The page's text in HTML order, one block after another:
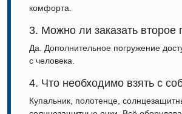
комфорта.
3. Можно ли заказать второе
Да. Дополнительное погружение
с человека.
4. Что необходимо взять с
Купальник, полотенце,